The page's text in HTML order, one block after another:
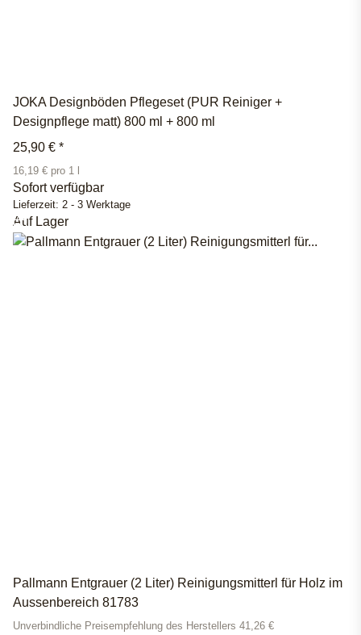
JOKA Designböden Pflegeset (PUR Reiniger +
Designpflege matt) 800 ml + 800 ml
25,90 € *
16,19 € pro 1 l
Sofort verfügbar
Lieferzeit: 2 - 3 Werktage
Auf Lager
Pallmann Entgrauer (2 Liter) Reinigungsmitterl für Holz im
Aussenbereich 81783
Unverbindliche Preisempfehlung des Herstellers 41,26 €